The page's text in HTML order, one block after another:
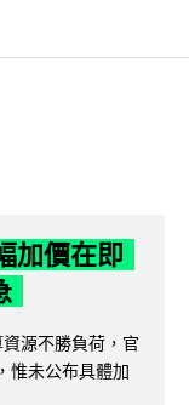
加價在即
源不勝負荷，官
惟未公布具體加